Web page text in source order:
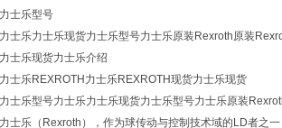
力士乐型号
力士乐力士乐现货力士乐型号力士乐原装Rexroth原装
力士乐现货力士乐介绍
力士乐REXROTH力士乐REXROTH现货力士乐现货
力士乐型号力士乐力士乐现货力士乐型号力士乐原装
力士乐（Rexroth），作为球传动与控制技术域的LD者之